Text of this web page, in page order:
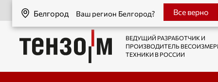
Белгород Ваш регион Белгород?
Белгород Все верно
ВЕДУЩИЙ РАЗРАБОТЧИК И
ПРОИЗВОДИТЕЛЬ
ТЕХНИКИ В РОССИИ